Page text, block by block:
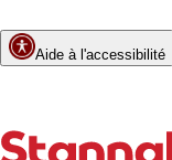
Aide à l'accessibilité